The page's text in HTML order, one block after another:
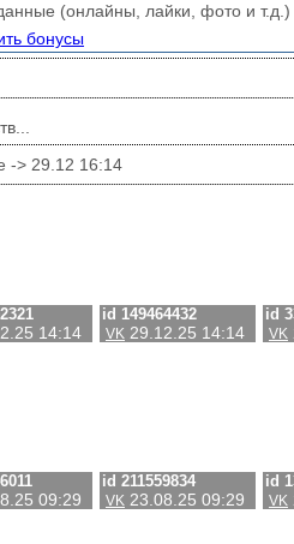
(онлайны, лайки, фото и т.д.)
бонусы
-> 29.12 16:14
14:14
id 149464432
VK 29.12.25 14:14
id
VK
09:29
id 211559834
VK 23.08.25 09:29
id
VK